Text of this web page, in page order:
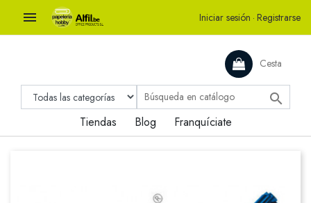
 Iniciar sesión · Registrarse
Cesta

Tiendas Blog Franquíciate